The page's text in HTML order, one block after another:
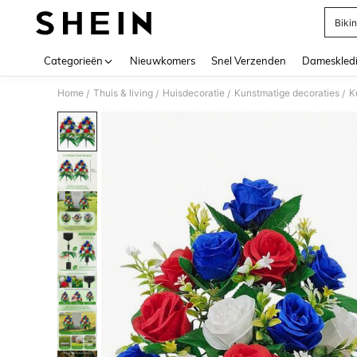
Categorieën Nieuwkomers Snel Verzenden
Home / Thuis & living / Huisdecoratie / Kunstmatige decoraties /